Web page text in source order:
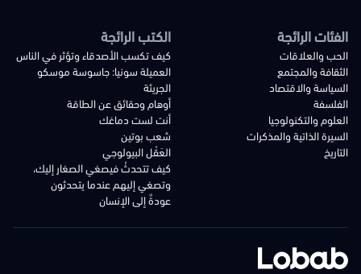
الفئات الرائجة
الحب والعلاقات
الثقافة والمجتمع
السياسة والاقتصاد
الفلسفة
العلوم والتكنولوجيا
السيرة الذاتية والمذكرات
التاريخ
الكتب الرائجة
كيف تكسب الأصدقاء وتؤثر في الناس
العميلة سونيا: جاسوسة موسكو
الجريئة
أوهام وحقائق عن الطاقة
أنت لست دماغك
شعب بوتين
العَقْل البيولوجي
كيف تتحدثُ فيصغي الصغار إليك،
وتصغي إليهم عندما يتحدثون
عودةٌ إلى الإنسان